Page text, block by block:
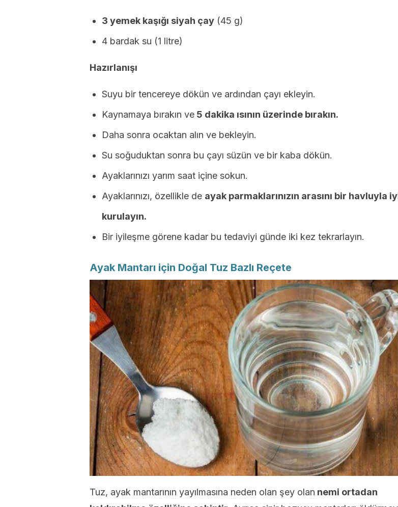
3 yemek kaşığı siyah çay (45 g)
4 bardak su (1 litre)
Hazırlanışı
Suyu bir tencereye dökün ve ardından çayı ekleyin.
Kaynamaya bırakın ve 5 dakika ısının üzerinde bırakın.
Daha sonra ocaktan alın ve bekleyin.
Su soğuduktan sonra bu çayı süzün ve bir kaba dökün.
Ayaklarınızı yarım saat içine sokun.
Ayaklarınızı, özellikle de ayak parmaklarınızın arasını bir havluyla
kurulayın.
Bir iyileşme görene kadar bu tedaviyi günde iki kez tekrarlayın.
Ayak Mantarı için Doğal Tuz Bazlı Reçete
Tuz, ayak mantarının yayılmasına neden olan şey olan nemi ortadan